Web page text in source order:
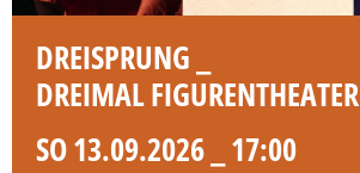
DREISPRUNG _
DREIMAL FIGURENTHEATER
SO 13.09.2026 _ 17:00